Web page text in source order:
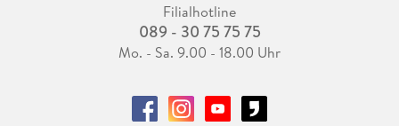
Filialhotline
089 - 30 75 75 75
Mo. - Sa. 9.00 - 18.00 Uhr